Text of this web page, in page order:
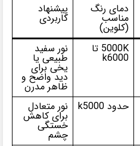
دمای رنگ
مناسب
(کلوین)
پیشنهاد
کاربردی
5000K تا
k6000
نور سفید
طبیعی یا
یخی برای
دید واضح و
ظاهر مدرن
حدود k5000 نور متعادل
برای کاهش
خستگی
چشم